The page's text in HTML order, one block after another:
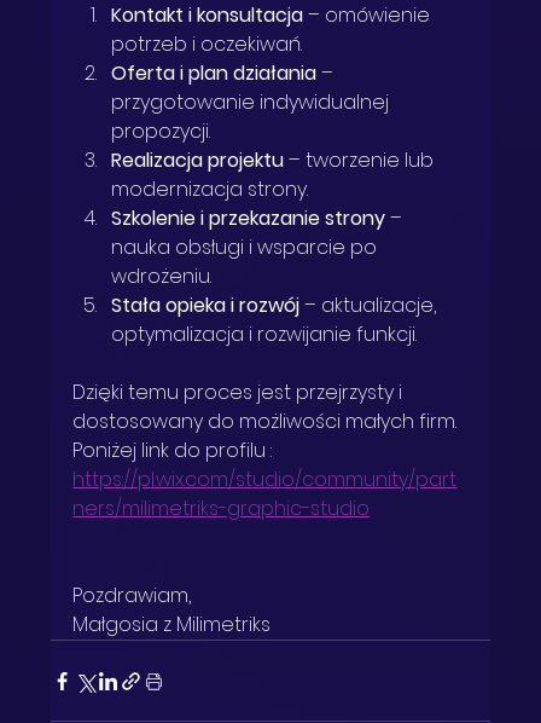
Kontakt i konsultacja – omówienie
potrzeb i oczekiwań.
Oferta i plan działania –
przygotowanie indywidualnej
propozycji.
Realizacja projektu – tworzenie lub
modernizacja strony.
Szkolenie i przekazanie strony –
nauka obsługi i wsparcie po
wdrożeniu.
Stała opieka i rozwój – aktualizacje,
optymalizacja i rozwijanie funkcji.
Dzięki temu proces jest przejrzysty i
dostosowany do możliwości małych firm.
Poniżej link do profilu :
https://pl.wix.com/studio/community/part
ners/milimetriks-graphic-studio
Pozdrawiam,
Małgosia z Milimetriks